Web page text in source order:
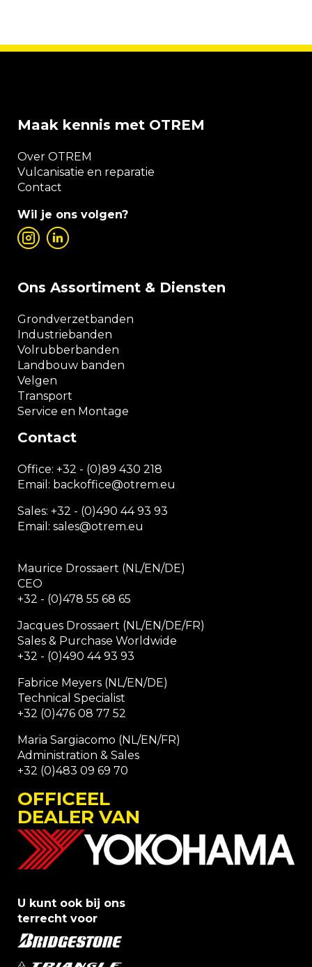
Contact
Office: +32 - (0)89 430 218
Email: backoffice@otrem.eu
Sales: +32 - (0)490 44 93 93
Email: sales@otrem.eu
Maurice Drossaert (NL/EN/DE)
CEO
+32 - (0)478 55 68 65
Jacques Drossaert (NL/EN/DE/FR)
Sales & Purchase Worldwide
+32 - (0)490 44 93 93
Fabrice Meyers (NL/EN/DE)
Technical Specialist
+32 (0)476 08 77 52
Maria Sargiacomo (NL/EN/FR)
Administration & Sales
+32 (0)483 09 69 70
Ons Assortiment & Diensten
Grondverzetbanden
Industriebanden
Volrubberbanden
Landbouw banden
Velgen
Transport
Service en Montage
Maak kennis met OTREM
Over OTREM
Vulcanisatie en reparatie
Contact
Wil je ons volgen?
OFFICEEL
DEALER VAN
U kunt ook bij ons
terrecht voor